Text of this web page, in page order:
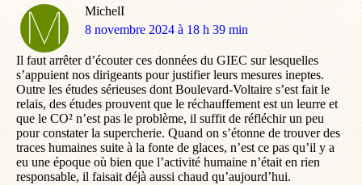
MichelI
dit
8 novembre 2024 à 18 h 39 min
Il faut arrêter d’écouter ces données du GIEC sur lesquelles
s’appuient nos dirigeants pour justifier leurs mesures ineptes.
Outre les études sérieuses dont Boulevard-Voltaire s’est fait le
relais, des études prouvent que le réchauffement est un leurre et
que le CO² n’est pas le problème, il suffit de réfléchir un peu
pour constater la supercherie. Quand on s’étonne de trouver des
traces humaines suite à la fonte de glaces, n’est ce pas qu’il y a
eu une époque où bien que l’activité humaine n’était en rien
responsable, il faisait déjà aussi chaud qu’aujourd’hui.